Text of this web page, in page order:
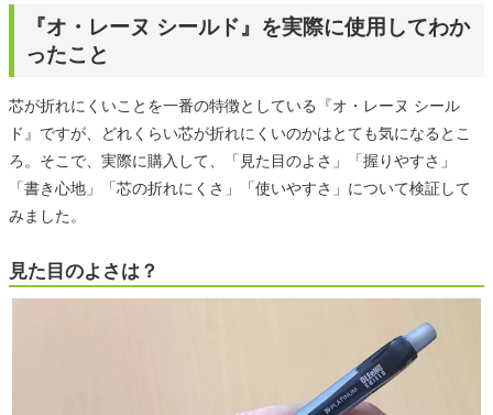
『オ・レーヌ シールド』を実際に使用してわか
ったこと
芯が折れにくいことを一番の特徴としている『オ・レーヌ シール
ド』ですが、どれくらい芯が折れにくいのかはとても気になるとこ
ろ。そこで、実際に購入して、「見た目のよさ」「握りやすさ」
「書き心地」「芯の折れにくさ」「使いやすさ」について検証して
みました。
見た目のよさは？